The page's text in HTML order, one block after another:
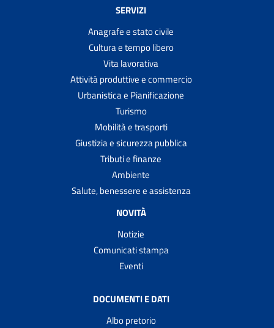
SERVIZI
Anagrafe e stato civile
Cultura e tempo libero
Vita lavorativa
Attività produttive e commercio
Urbanistica e Pianificazione
Turismo
Mobilità e trasporti
Giustizia e sicurezza pubblica
Tributi e finanze
Ambiente
Salute, benessere e assistenza
NOVITÀ
Notizie
Comunicati stampa
Eventi
DOCUMENTI E DATI
Albo pretorio